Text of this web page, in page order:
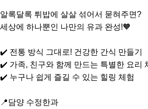
알록달록 튀밥에 살살 섞어서 묻혀주면?
세상에 하나뿐인 나만의 유과 완성!🧡
✔️ 전통 방식 그대로! 건강한 간식 만들기
✔️ 가족, 친구와 함께 만드는 특별한 요리
✔️ 누구나 쉽게 즐길 수 있는 힐링 체험
📍담양 수정한과